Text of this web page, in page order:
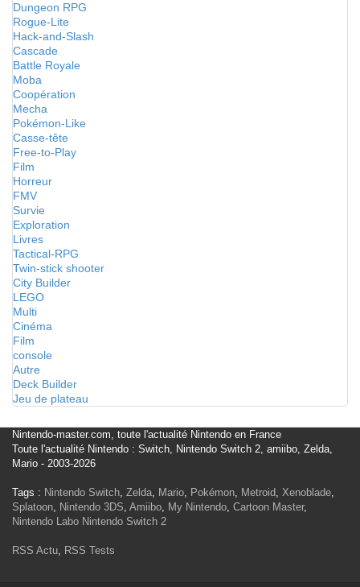
Dungeon RPG
Rogue-Lite
Hack-and-Slash
Cascade
Battle Royale
Moba
Coopération
Mecha
Pokémon-Like
Casse-tête
Free-to-Play
Film
Horreur
FMV
Survie
Exploration
Livres
Tactical-RPG
Twin-stick shooter
City Builder
LEGO
Multi
Cinéma
Film
console
Autre
Deck Builder
Jeu de plateau
Nintendo-master.com, toute l'actualité Nintendo en France
Toute l'actualité Nintendo : Switch, Nintendo Switch 2, amiibo, Zelda,
Mario - 2003-2026
Tags : Nintendo Switch, Zelda, Mario, Pokémon, Metroid, Xenoblade,
Splatoon, Nintendo 3DS, Amiibo, My Nintendo, Cartoon Master,
Nintendo Labo Nintendo Switch 2
RSS Actu, RSS Tests